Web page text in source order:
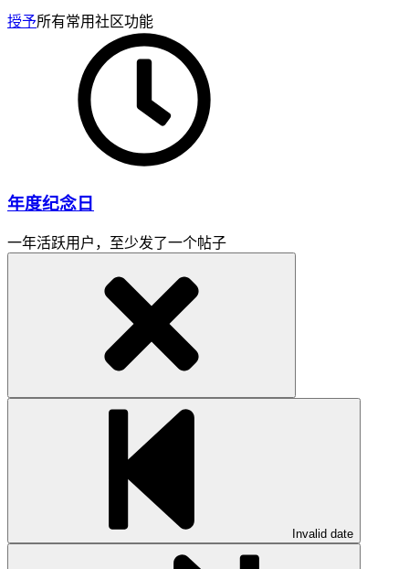
授予所有常用社区功能
年度纪念日
一年活跃用户，至少发了一个帖子
Invalid date